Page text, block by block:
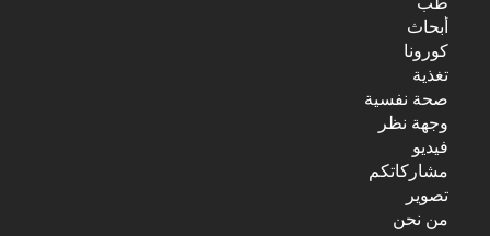
أبحاث
كورونا
تغذية
صحة نفسية
وجهة نظر
فيديو
مشاركاتكم
تصوير
من نحن